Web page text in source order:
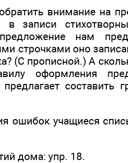
внимание на
в записи
нам
строчками оно
(С прописной.) А
оформления
составить
ошибок учащиеся
дома: упр. 18.